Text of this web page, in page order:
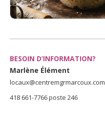
BESOIN D’INFORMATION?
Marlène Élément
locaux@centremgrmarcoux.com
418 661-7766 poste 246